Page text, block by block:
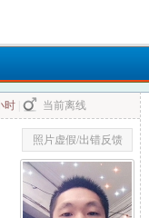
时 当前离线
照片虚假/出错反馈